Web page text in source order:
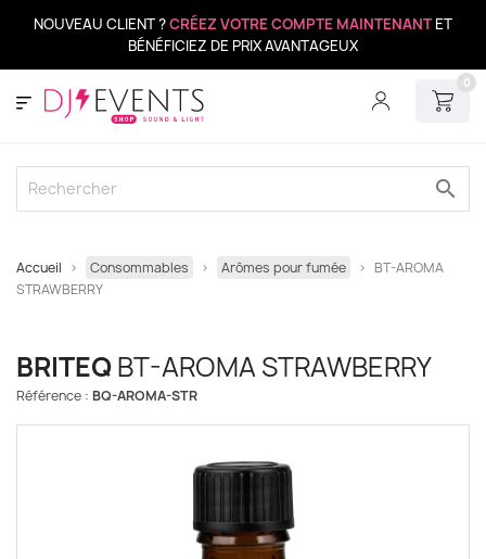
NOUVEAU CLIENT ?CRÉEZ VOTRE COMPTE MAINTENANT ET
BÉNÉFICIEZ DE PRIX AVANTAGEUX
0
search
Accueil Consommables Arômes pour fumée
BT-AROMA
STRAWBERRY
BRITEQBT-AROMA STRAWBERRY
Référence : BQ-AROMA-STR